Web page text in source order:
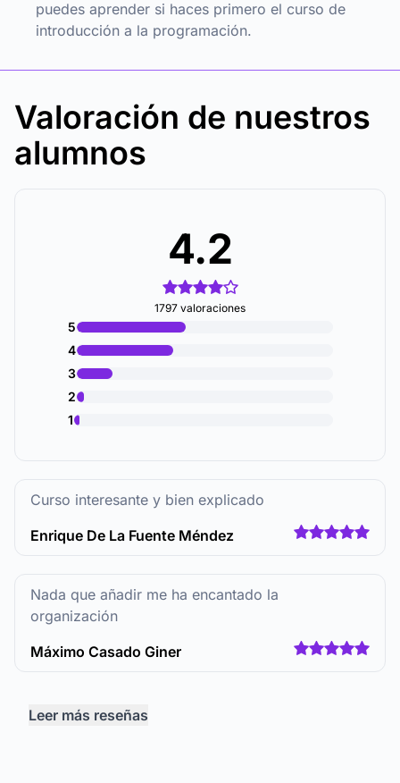
puedes aprender si haces primero el curso de
introducción a la programación.
Valoración de nuestros
alumnos
4.2
1797 valoraciones
5
4
3
2
1
Curso interesante y bien explicado
Enrique De La Fuente Méndez
Nada que añadir me ha encantado la
organización
Máximo Casado Giner
Leer más reseñas